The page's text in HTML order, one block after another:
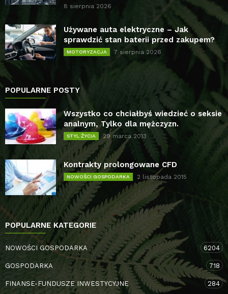
8 sierpnia 2026
Używane auta elektryczne – Jak
sprawdzić stan baterii przed zakupem?
MOTORYZACJA 7 sierpnia 2026
POPULARNE POSTY
Wszystko co chciałbyś wiedzieć o seksie
analnym, Tylko dla mężczyzn.
STYL ŻYCIA 29 marca 2013
Kontrakty prolongowane CFD
NOWOŚCI GOSPODARKA 2 listopada 2015
POPULARNE KATEGORIE
NOWOŚCI GOSPODARKA 6204
GOSPODARKA 718
FINANSE-FUNDUSZE INWESTYCYJNE 284